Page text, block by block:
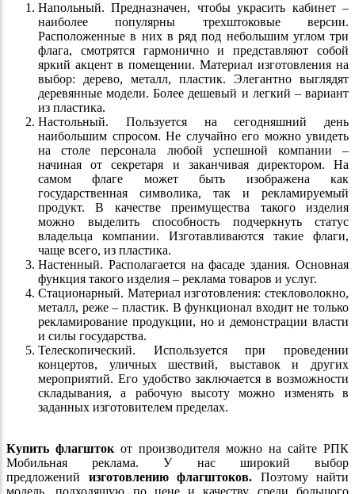
Напольный. Предназначен, чтобы украсить кабинет –
наиболее популярны трехштоковые версии.
Расположенные в них в ряд под небольшим углом три
флага, смотрятся гармонично и представляют собой
яркий акцент в помещении. Материал изготовления на
выбор: дерево, металл, пластик. Элегантно выглядят
деревянные модели. Более дешевый и легкий – вариант
из пластика.
Настольный. Пользуется на сегодняшний день
наибольшим спросом. Не случайно его можно увидеть
на столе персонала любой успешной компании –
начиная от секретаря и заканчивая директором. На
самом флаге может быть изображена как
государственная символика, так и рекламируемый
продукт. В качестве преимущества такого изделия
можно выделить способность подчеркнуть статус
владельца компании. Изготавливаются такие флаги,
чаще всего, из пластика.
Настенный. Располагается на фасаде здания. Основная
функция такого изделия – реклама товаров и услуг.
Стационарный. Материал изготовления: стекловолокно,
металл, реже – пластик. В функционал входит не только
рекламирование продукции, но и демонстрации власти
и силы государства.
Телескопический. Используется при проведении
концертов, уличных шествий, выставок и других
мероприятий. Его удобство заключается в возможности
складывания, а рабочую высоту можно изменять в
заданных изготовителем пределах.
Купить флагшток от производителя можно на сайте РПК
Мобильная реклама. У нас широкий выбор
предложений изготовлению флагштоков. Поэтому найти